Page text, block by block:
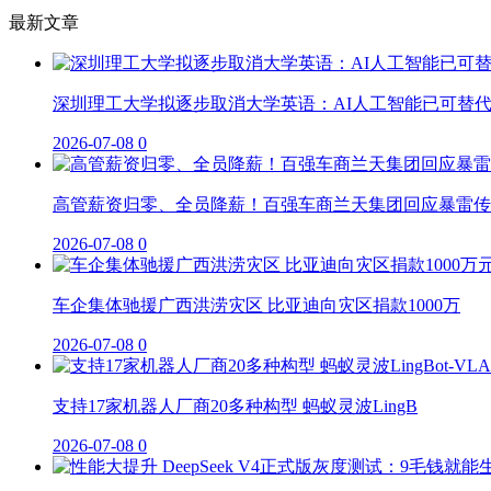
最新文章
深圳理工大学拟逐步取消大学英语：AI人工智能已可替代
2026-07-08 0
高管薪资归零、全员降薪！百强车商兰天集团回应暴雷
2026-07-08 0
车企集体驰援广西洪涝灾区 比亚迪向灾区捐款1000万
2026-07-08 0
支持17家机器人厂商20多种构型 蚂蚁灵波LingB
2026-07-08 0